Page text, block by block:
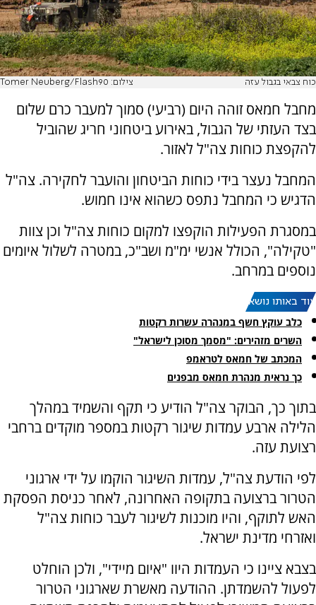
כוח צבאי בגבול עזה צילום: Tomer Neuberg/Flash90
מחבל חמאס זוהה היום (רביעי) סמוך למעבר כרם שלום
בצד העזתי של הגבול, באירוע ביטחוני חריג שהוביל
להקפצת כוחות צה"ל לאזור.
המחבל נעצר בידי כוחות הביטחון והועבר לחקירה. צה"ל
הדגיש כי המחבל נתפס כשהוא אינו חמוש.
במסגרת הפעילות הוקפצו למקום כוחות צה"ל וכן צוות
"טקילה", הכולל אנשי ימ"מ ושב"כ, במטרה לשלול איומים
נוספים במרחב.
עוד באותו נושא:
כלב עוקץ חשף במנהרה עשרות רקטות
השרים מזהירים: "מסמך מסוכן לישראל"
המכתב של חמאס לטראמפ
כך נראית מנהרת חמאס מבפנים
בתוך כך, הבוקר צה"ל הודיע כי תקף והשמיד במהלך
הלילה ארבע עמדות שיגור רקטות במספר מוקדים ברחבי
רצועת עזה.
לפי הודעת צה"ל, עמדות השיגור הוקמו על ידי ארגוני
הטרור ברצועה בתקופה האחרונה, לאחר כניסת הפסקת
האש לתוקף, והיו מוכנות לשיגור לעבר כוחות צה"ל
ואזרחי מדינת ישראל.
בצבא ציינו כי העמדות היוו "איום מיידי", ולכן הוחלט
לפעול להשמדתן. ההודעה מאשרת שארגוני הטרור